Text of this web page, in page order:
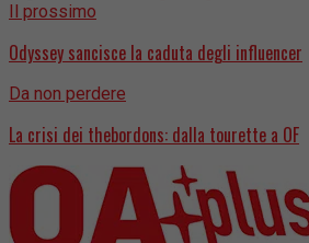
Il prossimo
Odyssey sancisce la caduta degli influencer
Da non perdere
La crisi dei thebordons: dalla tourette a OF